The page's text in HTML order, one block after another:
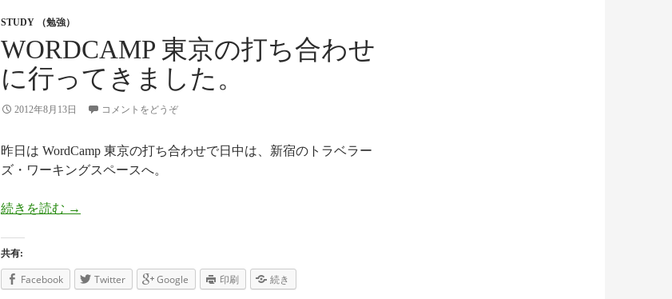
STUDY （勉強）
WORDCAMP 東京の打ち合わせ
に行ってきました。
2012年8月13日 コメントをどうぞ
昨日は WordCamp 東京の打ち合わせで日中は、新宿のトラベラー
ズ・ワーキングスペースへ。
続きを読む WordCamp 東京の打ち合わせに行ってきました。
→
共有:
Facebook Twitter Google 印刷 続き